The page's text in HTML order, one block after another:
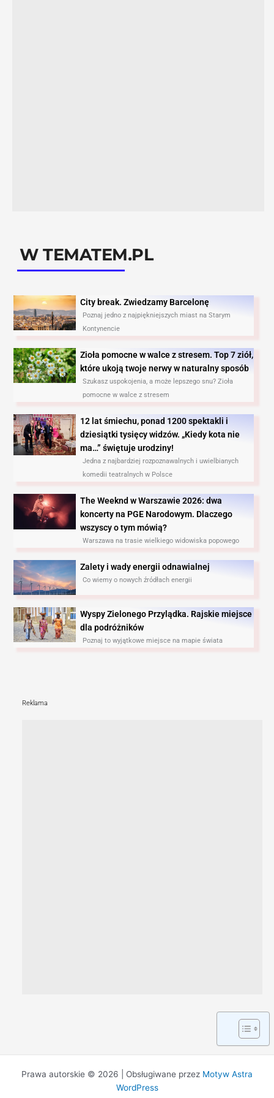
W TEMATEM.PL
City break. Zwiedzamy Barcelonę​
Poznaj jedno z najpiękniejszych miast na Starym
Kontynencie
Zioła pomocne w walce z stresem. Top 7 ziół,
które ukoją twoje nerwy w naturalny sposób
Szukasz uspokojenia, a może lepszego snu? Zioła
pomocne w walce z stresem
12 lat śmiechu, ponad 1200 spektakli i
dziesiątki tysięcy widzów. „Kiedy kota nie
ma…” świętuje urodziny!
Jedna z najbardziej rozpoznawalnych i uwielbianych
komedii teatralnych w Polsce
The Weeknd w Warszawie 2026: dwa
koncerty na PGE Narodowym. Dlaczego
wszyscy o tym mówią?
Warszawa na trasie wielkiego widowiska popowego
Zalety i wady energii odnawialnej
Co wiemy o nowych źródłach energii
Wyspy Zielonego Przylądka. Rajskie miejsce
dla podróżników
Poznaj to wyjątkowe miejsce na mapie świata
Reklama
Prawa autorskie © 2026 | Obsługiwane przez Motyw Astra
WordPress